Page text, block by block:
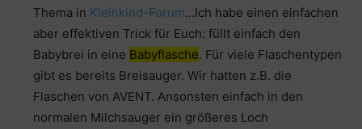
Thema in Kleinkind-Forum…Ich habe einen einfachen
aber effektiven Trick für Euch: füllt einfach den
Babybrei in eine Babyflasche. Für viele Flaschentypen
gibt es bereits Breisauger. Wir hatten z.B. die
Flaschen von AVENT. Ansonsten einfach in den
normalen Milchsauger ein größeres Loch